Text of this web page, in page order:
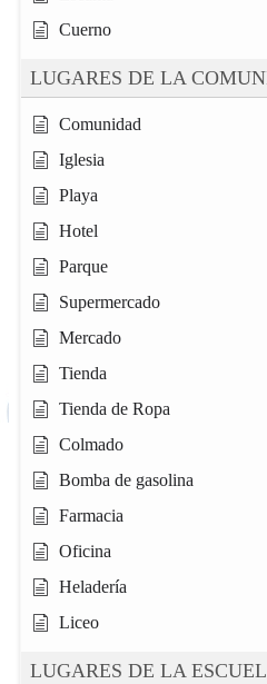
Cuerno
LUGARES DE LA
Comunidad
Iglesia
Playa
Hotel
Parque
Supermercado
Mercado
Tienda
Tienda de Ropa
Colmado
Bomba de gasolina
Farmacia
Oficina
Heladería
Liceo
LUGARES DE LA